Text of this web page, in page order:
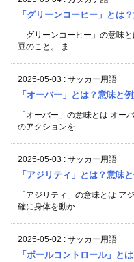
「グリーンコーヒー」とは
「グリーンコーヒー」の意味
豆のこと。 ま ...
2025-05-03 : サッカー用語
「オーバー」とは？意味と
「オーバー」の意味とは オー
のアクションを ...
2025-05-03 : サッカー用語
「アジリティ」とは？意味
「アジリティ」の意味とは ア
確に身体を動か ...
2025-05-02 : サッカー用語
「ボールコントロール」と